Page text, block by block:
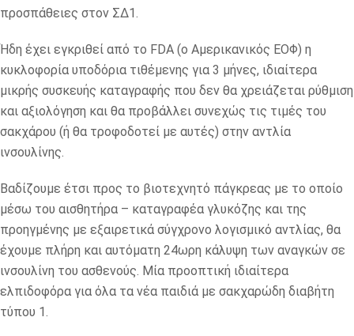
προσπάθειες στον ΣΔ1.
Ήδη έχει εγκριθεί από το FDA (ο Αμερικανικός ΕΟΦ) η
κυκλοφορία υποδόρια τιθέμενης για 3 μήνες, ιδιαίτερα
μικρής συσκευής καταγραφής που δεν θα χρειάζεται ρύθμιση
και αξιολόγηση και θα προβάλλει συνεχώς τις τιμές του
σακχάρου (ή θα τροφοδοτεί με αυτές) στην αντλία
ινσουλίνης.
Βαδίζουμε έτσι προς το βιοτεχνητό πάγκρεας με το οποίο
μέσω του αισθητήρα – καταγραφέα γλυκόζης και της
προηγμένης με εξαιρετικά σύγχρονο λογισμικό αντλίας, θα
έχουμε πλήρη και αυτόματη 24ωρη κάλυψη των αναγκών σε
ινσουλίνη του ασθενούς. Μία προοπτική ιδιαίτερα
ελπιδοφόρα για όλα τα νέα παιδιά με σακχαρώδη διαβήτη
τύπου 1.